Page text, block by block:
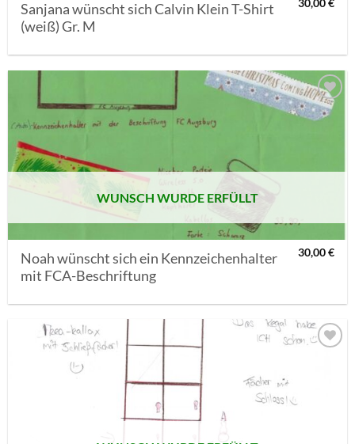
Sanjana wünscht sich Calvin Klein T-Shirt
(weiß) Gr. M
30,00€
AUF MEINE
WUNSCH WURDE ERFÜLLT
Noah wünscht sich ein Kennzeichenhalter
mit FCA-Beschriftung
30,00€
SETZEN